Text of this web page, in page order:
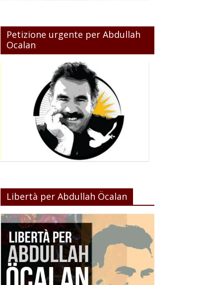
Petizione urgente per Abdullah
Ocalan
Libertà per Abdullah Öcalan